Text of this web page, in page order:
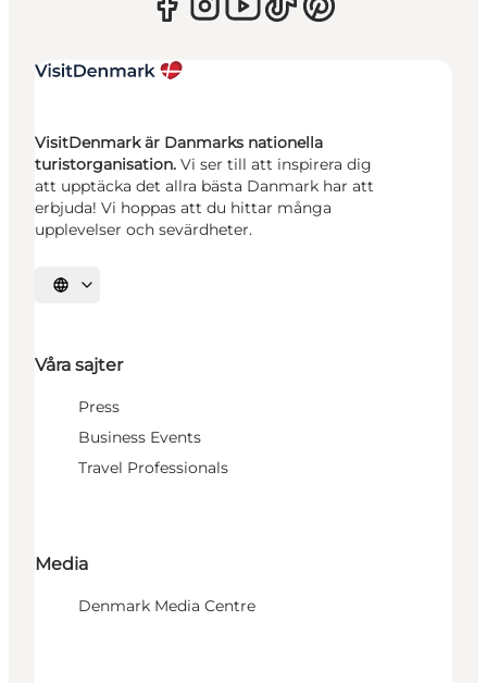
VisitDenmark är Danmarks nationella
turistorganisation. Vi ser till att inspirera dig
att upptäcka det allra bästa Danmark har att
erbjuda! Vi hoppas att du hittar många
upplevelser och sevärdheter.
Välj språk
Våra sajter
Press
Business Events
Travel Professionals
Media
Denmark Media Centre